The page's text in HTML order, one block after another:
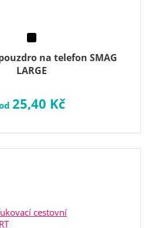
na telefon SMAG
LARGE
25,40 Kč